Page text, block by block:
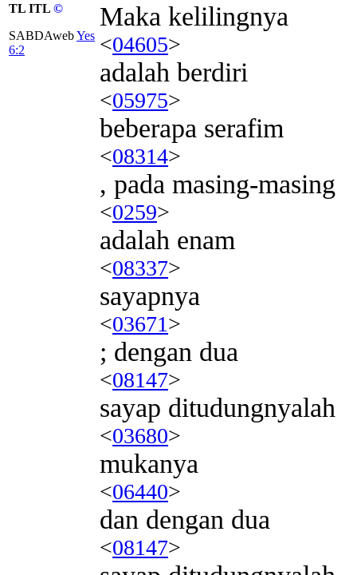
TL ITL ©
SABDAwebYes
6:2
Maka kelilingnya
<04605>
adalah berdiri
<05975>
beberapa serafim
<08314>
, pada masing-masing
<0259>
adalah enam
<08337>
sayapnya
<03671>
; dengan dua
<08147>
sayap ditudungnyalah
<03680>
mukanya
<06440>
dan dengan dua
<08147>